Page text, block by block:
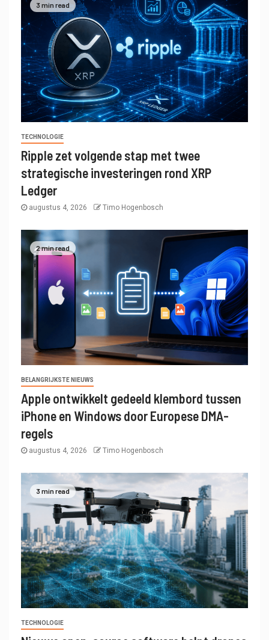
3 min read
TECHNOLOGIE
Ripple zet volgende stap met twee
strategische investeringen rond XRP
Ledger
augustus 4, 2026 Timo Hogenbosch
2 min read
BELANGRIJKSTE NIEUWS
Apple ontwikkelt gedeeld klembord tussen
iPhone en Windows door Europese DMA-
regels
augustus 4, 2026 Timo Hogenbosch
3 min read
TECHNOLOGIE